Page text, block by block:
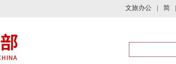
文旅办公 | 简 |